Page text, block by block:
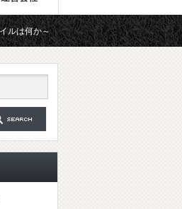
【一覧】J1・J2・J3リーグ「退団